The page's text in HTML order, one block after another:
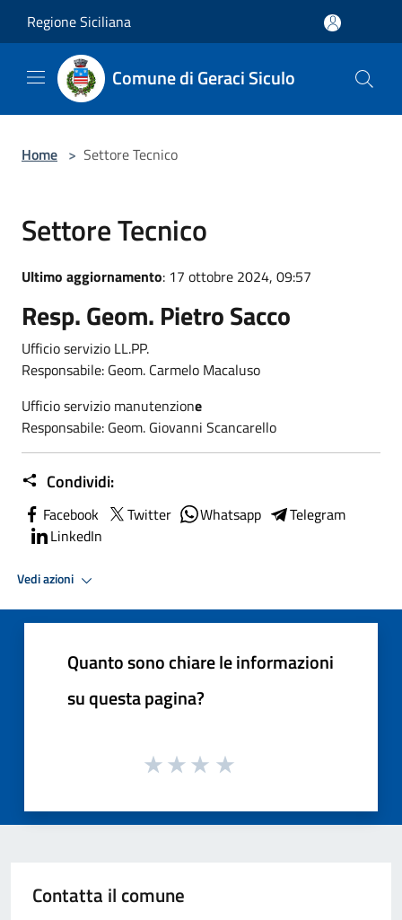
Regione Siciliana
Comune di Geraci Siculo
Home > Settore Tecnico
Settore Tecnico
Ultimo aggiornamento: 17 ottobre 2024, 09:57
Resp. Geom. Pietro Sacco
Ufficio servizio LL.PP.
Responsabile: Geom. Carmelo Macaluso
Ufficio servizio manutenzione
Responsabile: Geom. Giovanni Scancarello
Condividi:
Facebook Twitter Whatsapp
Telegram
LinkedIn
Vedi azioni
Quanto sono chiare le informazioni
su questa pagina?
Contatta il comune